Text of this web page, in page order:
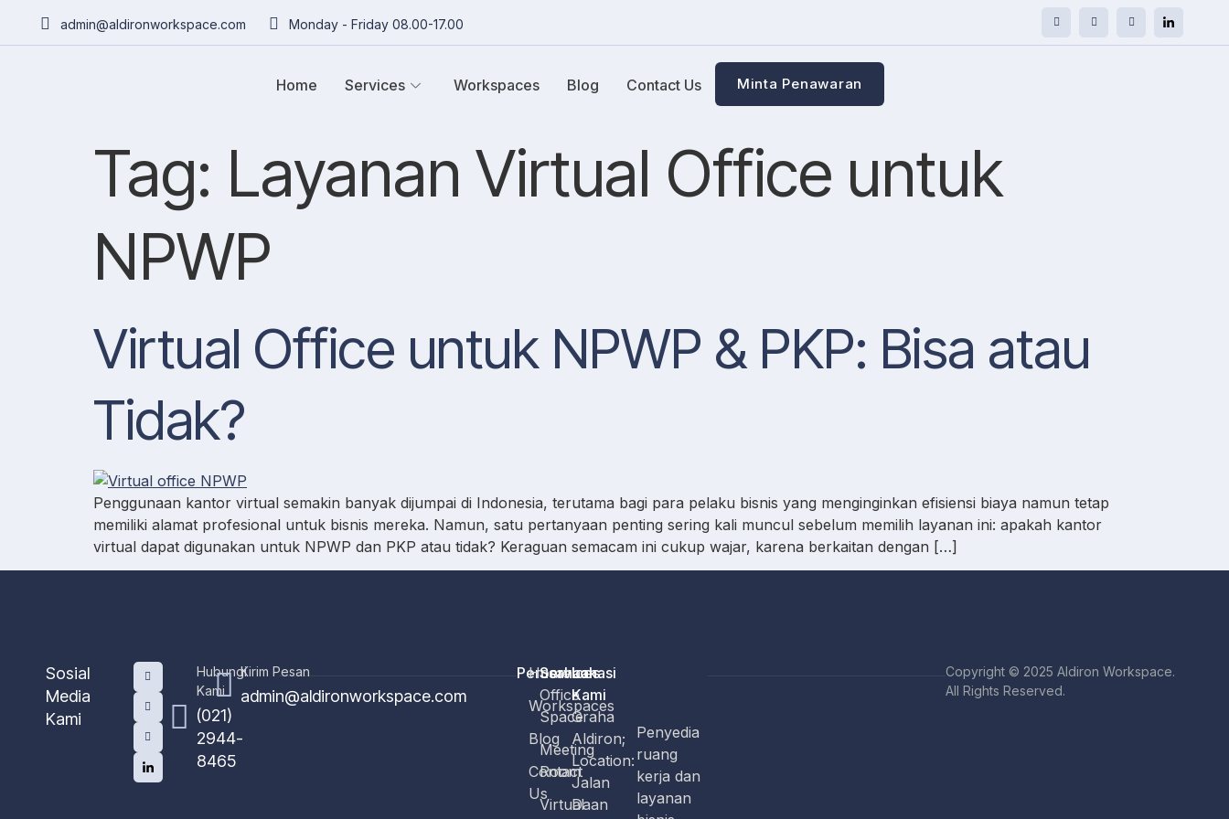
admin@aldironworkspace.com Monday - Friday 08.00-17.00
Home Services Workspaces Blog Contact Us Minta Penawaran
Tag: Layanan Virtual Office untuk
NPWP
Virtual Office untuk NPWP & PKP: Bisa atau
Tidak?
Penggunaan kantor virtual semakin banyak dijumpai di Indonesia, terutama bagi para pelaku bisnis yang menginginkan efisiensi biaya namun tetap
memiliki alamat profesional untuk bisnis mereka. Namun, satu pertanyaan penting sering kali muncul sebelum memilih layanan ini: apakah kantor
virtual dapat digunakan untuk NPWP dan PKP atau tidak? Keraguan semacam ini cukup wajar, karena berkaitan dengan […]
Sosial
Media
Kami
Hubungi
Kami
(021)
2944-
8465
Kirim Pesan
admin@aldironworkspace.com
Perusahaan
Home
Workspaces
Blog
Contact
Us
Services
Office
Space
Meeting
Room
Virtual
Lokasi
Kami
Graha
Aldiron;
Location:
Jalan
Daan
Penyedia
ruang
kerja dan
layanan
Copyright © 2025 Aldiron Workspace.
All Rights Reserved.